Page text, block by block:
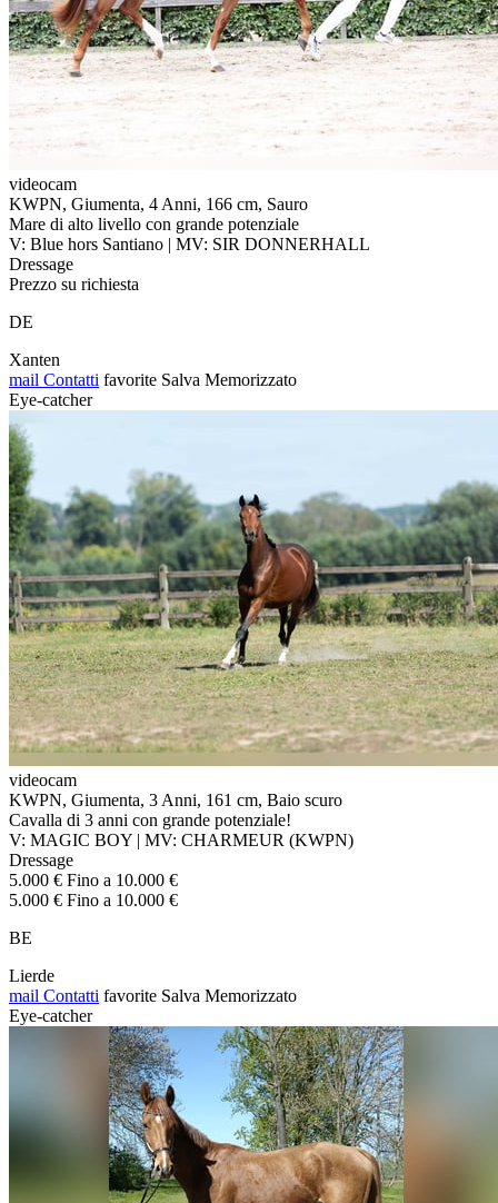
videocam
KWPN, Giumenta, 4 Anni, 166 cm, Sauro
Mare di alto livello con grande potenziale
V: Blue hors Santiano | MV: SIR DONNERHALL
Dressage
Prezzo su richiesta
DE
Xanten
mail Contatti favorite Salva Memorizzato
Eye-catcher
videocam
KWPN, Giumenta, 3 Anni, 161 cm, Baio scuro
Cavalla di 3 anni con grande potenziale!
V: MAGIC BOY | MV: CHARMEUR (KWPN)
Dressage
5.000 € Fino a 10.000 €
5.000 € Fino a 10.000 €
BE
Lierde
mail Contatti favorite Salva Memorizzato
Eye-catcher